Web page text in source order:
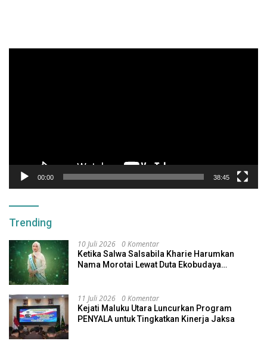
00:00 38:45
Trending
10 Juli 2026 0 Komentar
Ketika Salwa Salsabila Kharie Harumkan
Nama Morotai Lewat Duta Ekobudaya
11 Juli 2026 0 Komentar
Kejati Maluku Utara Luncurkan Program
PENYALA untuk Tingkatkan Kinerja Jaksa